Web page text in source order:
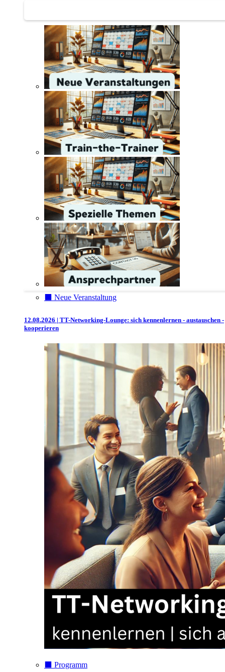
⬛️ Neue Veranstaltung
12.08.2026 | TT-Networking-Lounge: sich kennenlernen - austauschen -
kooperieren
⬛️ Programm